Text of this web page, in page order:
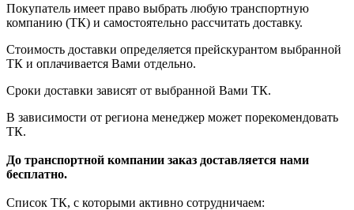
Покупатель имеет право выбрать любую транспортную
компанию (ТК) и самостоятельно рассчитать доставку.
Стоимость доставки определяется прейскурантом выбранной
ТК и оплачивается Вами отдельно.
Сроки доставки зависят от выбранной Вами ТК.
В зависимости от региона менеджер может порекомендовать
ТК.
До транспортной компании заказ доставляется нами
бесплатно.
Список ТК, с которыми активно сотрудничаем: